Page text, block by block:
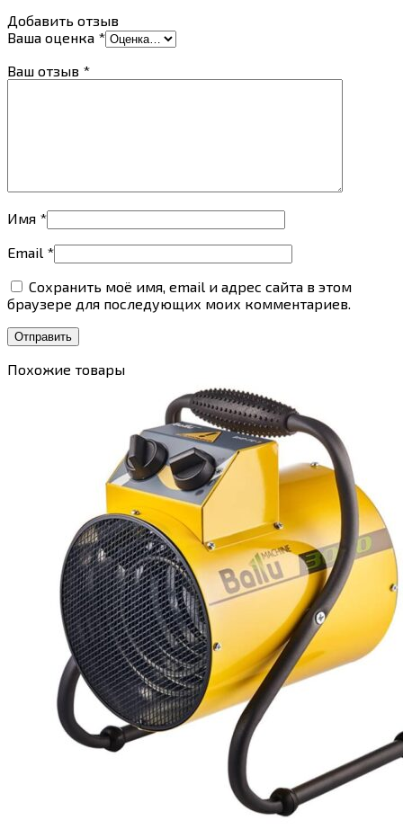
Добавить отзыв
Ваша оценка *
Ваш отзыв *
Имя *
Email *
Сохранить моё имя, email и адрес сайта в этом
браузере для последующих моих комментариев.
Похожие товары